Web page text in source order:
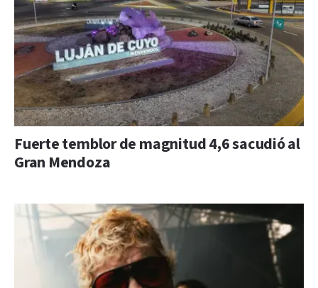
Fuerte temblor de magnitud 4,6 sacudió al
Gran Mendoza